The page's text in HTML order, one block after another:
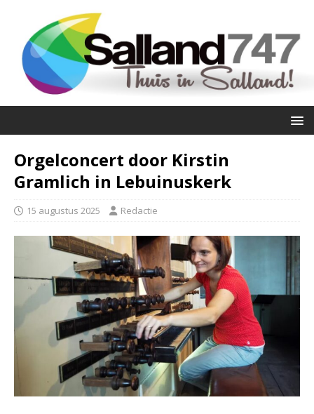
Orgelconcert door Kirstin
Gramlich in Lebuinuskerk
15 augustus 2025 Redactie